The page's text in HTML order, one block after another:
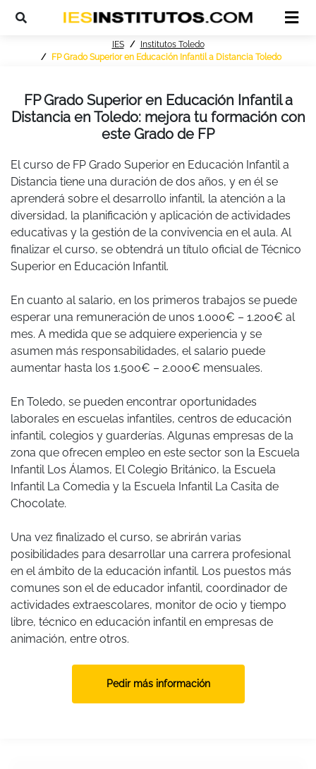
IES
Institutos Toledo
FP Grado Superior en Educación Infantil a Distancia Toledo
FP Grado Superior en Educación Infantil a
Distancia en Toledo: mejora tu formación con
este Grado de FP
El curso de FP Grado Superior en Educación Infantil a
Distancia tiene una duración de dos años, y en él se
aprenderá sobre el desarrollo infantil, la atención a la
diversidad, la planificación y aplicación de actividades
educativas y la gestión de la convivencia en el aula. Al
finalizar el curso, se obtendrá un título oficial de Técnico
Superior en Educación Infantil.
En cuanto al salario, en los primeros trabajos se puede
esperar una remuneración de unos 1.000€ – 1.200€ al
mes. A medida que se adquiere experiencia y se
asumen más responsabilidades, el salario puede
aumentar hasta los 1.500€ – 2.000€ mensuales.
En Toledo, se pueden encontrar oportunidades
laborales en escuelas infantiles, centros de educación
infantil, colegios y guarderías. Algunas empresas de la
zona que ofrecen empleo en este sector son la Escuela
Infantil Los Álamos, El Colegio Británico, la Escuela
Infantil La Comedia y la Escuela Infantil La Casita de
Chocolate.
Una vez finalizado el curso, se abrirán varias
posibilidades para desarrollar una carrera profesional
en el ámbito de la educación infantil. Los puestos más
comunes son el de educador infantil, coordinador de
actividades extraescolares, monitor de ocio y tiempo
libre, técnico en educación infantil en empresas de
animación, entre otros.
Pedir más información